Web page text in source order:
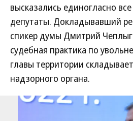
высказались единогласно
депутаты. Докладывавший
спикер думы Дмитрий
судебная практика по
главы территории
надзорного органа.